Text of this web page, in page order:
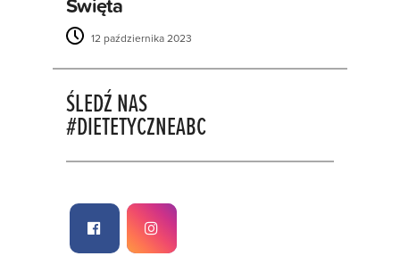
12 października 2023
ŚLEDŹ NAS
#DIETETYCZNEABC